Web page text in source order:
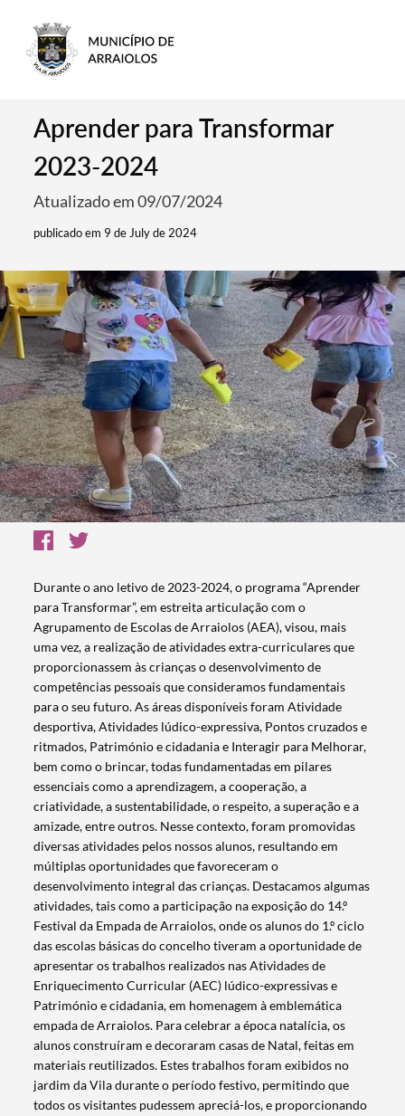
Aprender para Transformar
2023-2024
Atualizado em 09/07/2024
publicado em 9 de July de 2024
Durante o ano letivo de 2023-2024, o programa “Aprender
para Transformar”, em estreita articulação com o
Agrupamento de Escolas de Arraiolos (AEA), visou, mais
uma vez, a realização de atividades extra-curriculares que
proporcionassem às crianças o desenvolvimento de
competências pessoais que consideramos fundamentais
para o seu futuro. As áreas disponíveis foram Atividade
desportiva, Atividades lúdico-expressiva, Pontos cruzados e
ritmados, Património e cidadania e Interagir para Melhorar,
bem como o brincar, todas fundamentadas em pilares
essenciais como a aprendizagem, a cooperação, a
criatividade, a sustentabilidade, o respeito, a superação e a
amizade, entre outros. Nesse contexto, foram promovidas
diversas atividades pelos nossos alunos, resultando em
múltiplas oportunidades que favoreceram o
desenvolvimento integral das crianças. Destacamos algumas
atividades, tais como a participação na exposição do 14.º
Festival da Empada de Arraiolos, onde os alunos do 1.º ciclo
das escolas básicas do concelho tiveram a oportunidade de
apresentar os trabalhos realizados nas Atividades de
Enriquecimento Curricular (AEC) lúdico-expressivas e
Património e cidadania, em homenagem à emblemática
empada de Arraiolos. Para celebrar a época natalícia, os
alunos construíram e decoraram casas de Natal, feitas em
materiais reutilizados. Estes trabalhos foram exibidos no
jardim da Vila durante o período festivo, permitindo que
todos os visitantes pudessem apreciá-los, e proporcionando